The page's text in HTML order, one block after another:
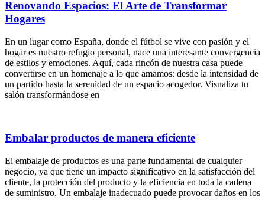
Renovando Espacios: El Arte de Transformar
Hogares
En un lugar como España, donde el fútbol se vive con pasión y el
hogar es nuestro refugio personal, nace una interesante convergencia
de estilos y emociones. Aquí, cada rincón de nuestra casa puede
convertirse en un homenaje a lo que amamos: desde la intensidad de
un partido hasta la serenidad de un espacio acogedor. Visualiza tu
salón transformándose en
Embalar productos de manera eficiente
El embalaje de productos es una parte fundamental de cualquier
negocio, ya que tiene un impacto significativo en la satisfacción del
cliente, la protección del producto y la eficiencia en toda la cadena
de suministro. Un embalaje inadecuado puede provocar daños en los